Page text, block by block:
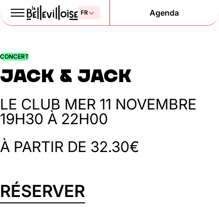
Le Paris
de la liberté
depuis 1877
Agenda
Mentions légalesPolitique de confidentialité
CONCERT
Jack & Jack
LE CLUB MER 11 NOVEMBRE
19H30 À 22H00
À PARTIR DE 32.30€
RÉSERVER